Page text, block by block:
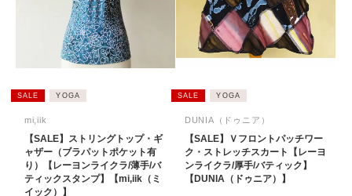
SALE YOGA
mi,iik
【SALE】ストリングトップ・ギ
ャザー（ブラパットポケット有
り）【レーヨンライクラ/薄手/バ
ティックスタンプ】【mi,iik（ミ
イック）】
SALE YOGA
DUNIA（ドゥニア）
【SALE】Ｖフロントパッチワー
ク・ストレッチスカート【レーヨ
ンライクラ/厚手/バティック】
【DUNIA（ドゥニア）】